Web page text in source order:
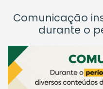
Comunicação
durante o